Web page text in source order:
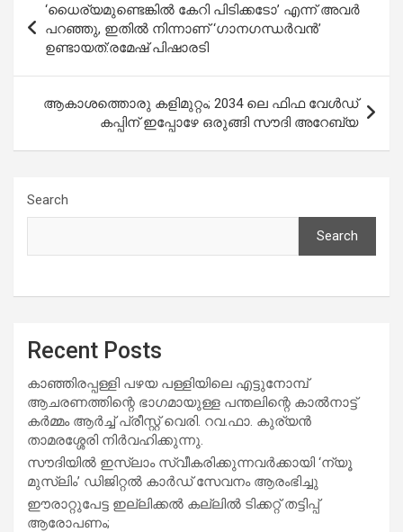
navigation
‘ധൈര്യമുണ്ടെങ്കിൽ കേറി പിടിക്കടോ’ എന്ന് അവർ
പറഞ്ഞു, ഇതിൽ നിന്നാണ് ‘ഗാനഗന്ധർവൻ’
ഉണ്ടായത്:രമേഷ് പിഷാരടി
ആകാശത്തൊരു കളിമുറ്റം; 2034 ലെ ഫിഫ വേൾഡ്
കപ്പിന് ഇപ്പോഴേ ഒരുങ്ങി സൗദി അറേബ്യ
Search
Search
Recent Posts
കാഞ്ഞിരപ്പള്ളി പഴയ പള്ളിയിലെ എട്ടുനോമ്പ്
ആചരണത്തിന്റെ ഭാഗമായുള്ള പന്തലിന്റെ കാൽനാട്ട്
കർമ്മം ആർച്ച് പ്രീസ്റ്റ് വെരി. റവ.ഫാ. കുര്യൻ
താമരശ്ശേരി നിർവഹിക്കുന്നു.
സൗദിയില്‍ ഇസ്‌ലാം സ്വീകരിക്കുന്നവര്‍ക്കായി ‘ന്യൂ
മുസ്ലിം’ ഡിജിറ്റല്‍ കാര്‍ഡ് സേവനം ആരംഭിച്ചു
ഈരാറ്റുപേട്ട ഇല്ലിക്കൽ കല്ലിൽ ടിക്കറ്റ് തട്ടിപ്പ്
ആരോപണം;